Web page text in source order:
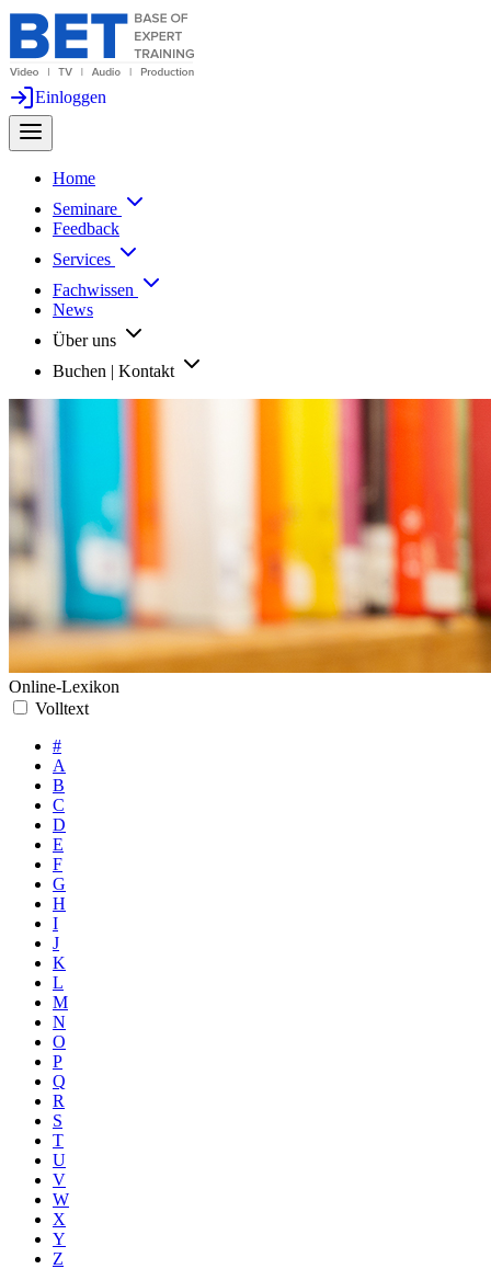
Einloggen
Home
Seminare
Feedback
Services
Fachwissen
News
Über uns
Buchen | Kontakt
Online-Lexikon
Volltext
#
A
B
C
D
E
F
G
H
I
J
K
L
M
N
O
P
Q
R
S
T
U
V
W
X
Y
Z